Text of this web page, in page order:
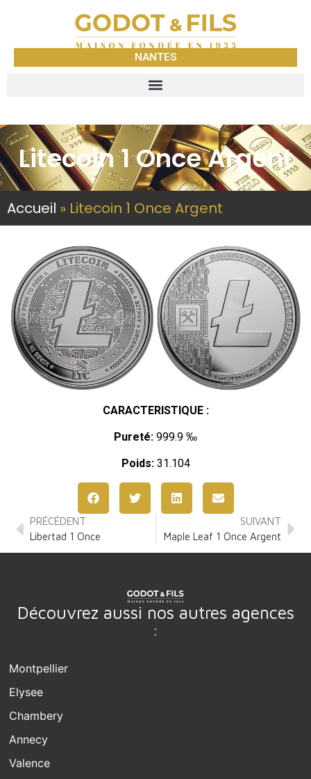
NANTES
Litecoin 1 Once Argent
Accueil » Litecoin 1 Once Argent
CARACTERISTIQUE :
Pureté: 999.9 ‰
Poids:31.104
PRÉCÉDENT
Libertad 1 Once
SUIVANT
Maple Leaf 1 Once Argent
Découvrez aussi nos autres agences
:
Montpellier
Elysee
Chambery
Annecy
Valence